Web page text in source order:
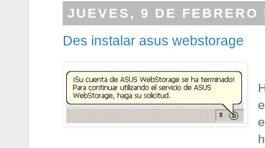
JUEVES, 9 DE FEBRERO
Des instalar asus webstorage